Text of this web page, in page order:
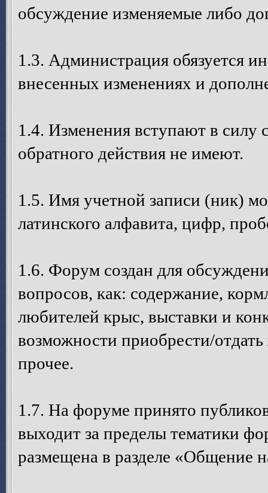
обсуждение изменяемые либо
1.3. Администрация обязуется
внесенных изменениях и
1.4. Изменения вступают в силу
обратного действия не имеют.
1.5. Имя учетной записи (ник)
латинского алфавита, цифр,
1.6. Форум создан для
вопросов, как: содержание,
любителей крыс, выставки и
возможности приобрести/
прочее.
1.7. На форуме принято
выходит за пределы тематики
размещена в разделе «Общение